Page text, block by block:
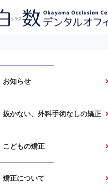
お知らせ
抜かない、外科手術なしの矯正
こどもの矯正
矯正について